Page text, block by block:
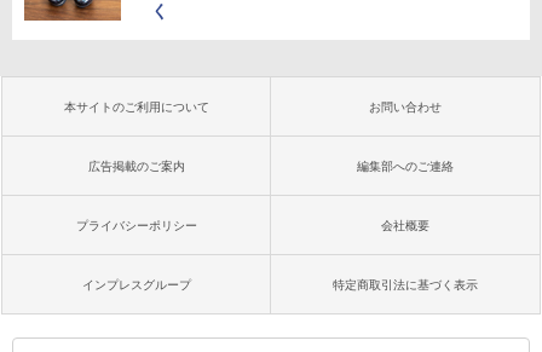
く
本サイトのご利用について お問い合わせ
広告掲載のご案内 編集部へのご連絡
プライバシーポリシー 会社概要
インプレスグループ 特定商取引法に基づく表示